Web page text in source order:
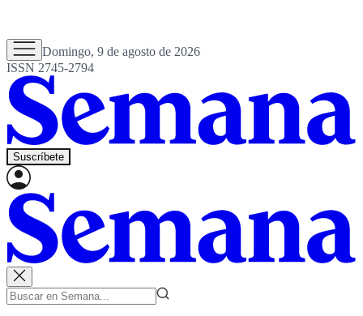
Domingo, 9 de agosto de 2026
ISSN 2745-2794
Suscríbete